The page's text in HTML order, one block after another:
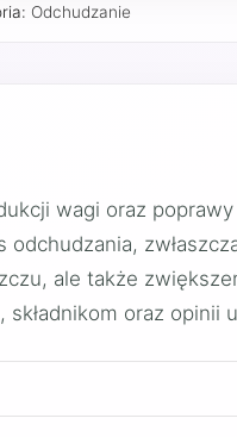
Odchudzanie
wagi oraz
odchudzania,
ale także
oraz opinii